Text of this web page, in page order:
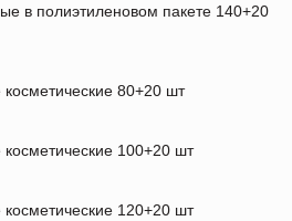
в полиэтиленовом пакете 140+20
80+20 шт
100+20 шт
120+20 шт